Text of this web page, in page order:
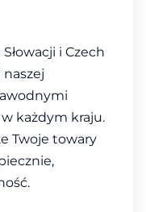
i Czech
naszej
każdym kraju.
Twoje towary